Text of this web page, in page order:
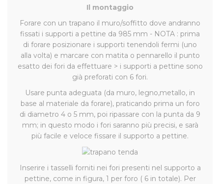
Il montaggio
Forare con un trapano il muro/soffitto dove andranno
fissati i supporti a pettine da 985 mm - NOTA : prima
di forare posizionare i supporti tenendoli fermi (uno
alla volta) e marcare con matita o pennarello il punto
esatto dei fori da effettuare > i supporti a pettine sono
già preforati con 6 fori.
Usare punta adeguata (da muro, legno,metallo, in
base al materiale da forare), praticando prima un foro
di diametro 4 o 5 mm, poi ripassare con la punta da 9
mm; in questo modo i fori saranno più precisi, e sarà
più facile e veloce fissare il supporto a pettine.
Inserire i tasselli forniti nei fori presenti nel supporto a
pettine, come in figura, 1 per foro ( 6 in totale). Per